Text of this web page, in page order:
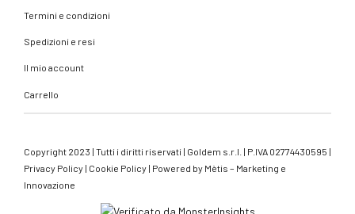
Termini e condizioni
Spedizioni e resi
Il mio account
Carrello
Copyright 2023 | Tutti i diritti riservati | Goldem s.r.l. | P.IVA 02774430595 |
Privacy Policy | Cookie Policy | Powered by Mètis – Marketing e
Innovazione